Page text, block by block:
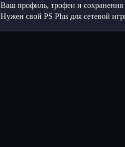
Ваш профиль, трофеи и
Нужен свой PS Plus для сетевой